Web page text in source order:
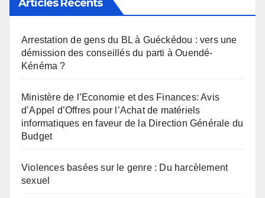
Articles Récents
Arrestation de gens du BL à Guéckédou : vers une
démission des conseillés du parti à Ouendé-
Kénéma ?
Ministère de l’Economie et des Finances: Avis
d’Appel d’Offres pour l’Achat de matériels
informatiques en faveur de la Direction Générale du
Budget
Violences basées sur le genre : Du harcèlement
sexuel